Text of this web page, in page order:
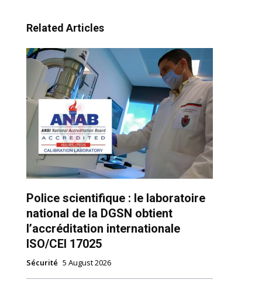
Related Articles
Police scientifique : le laboratoire
national de la DGSN obtient
l’accréditation internationale
ISO/CEI 17025
Sécurité 5 August 2026